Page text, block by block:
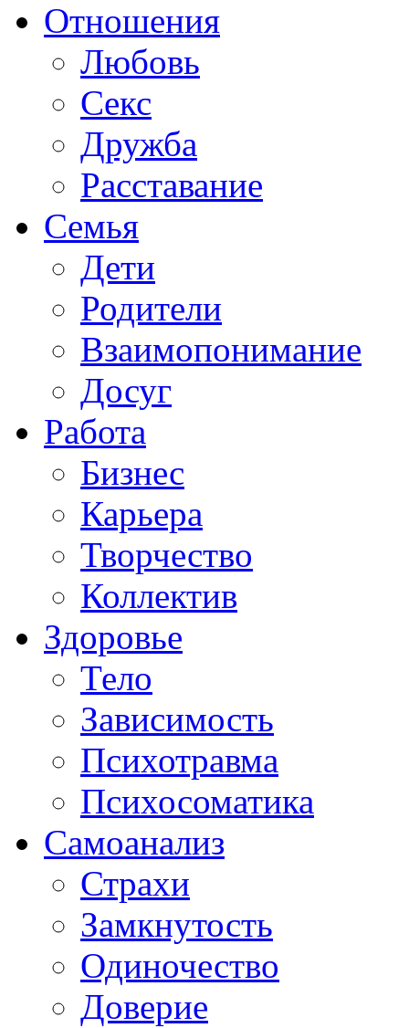
Отношения
Любовь
Секс
Дружба
Расставание
Семья
Дети
Родители
Взаимопонимание
Досуг
Работа
Бизнес
Карьера
Творчество
Коллектив
Здоровье
Тело
Зависимость
Психотравма
Психосоматика
Самоанализ
Страхи
Замкнутость
Одиночество
Доверие